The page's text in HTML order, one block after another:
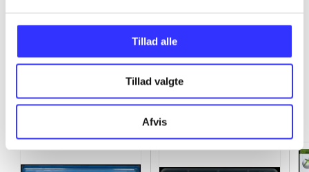
Tillad alle
Tillad valgte
Afvis
Minder om